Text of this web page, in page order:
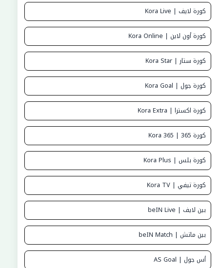
كورة لايف | Kora Live
كورة أون لاين | Kora Online
كورة ستار | Kora Star
كورة جول | Kora Goal
كورة اكسترا | Kora Extra
كورة 365 | Kora 365
كورة بلس | Kora Plus
كورة تيفي | Kora TV
بين لايف | beIN Live
بين ماتش | beIN Match
أس جول | AS Goal